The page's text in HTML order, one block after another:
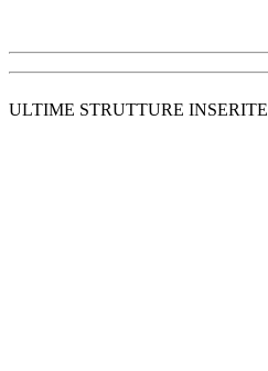
ULTIME STRUTTURE INSERITE